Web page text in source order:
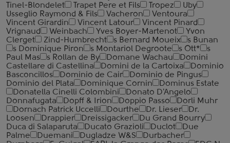
Tinel-Blondelet
Trapet Pere et Fils Tropez
Uby
Usseglio Raymond & Fils
Vacheron
Ventoura
Vincent Girardin
Vincent Latour
Vincent Pinard
Vrignaud
Weinbach Yves Boyer-Martenot
Yvon
Clerget
Zind-Humbrecht s Bernard Moueix
s Bunan
s Dominique Piron
s Montariol Degroote s Ott*
s
Paul Mas
s Rollan de By Domane Wachau
Domini
Castellare di Castellina
Domini de la Cartoixa
Dominio
Basconcillos
Dominio de Cair
Dominio de Pingus
Dominio del Plata
Dominique Cornin
Dominus Estate
Donatella Cinelli Colombini
Donato D'Angelo
Donnafugata
Dopff & Irion Doppio Passo
Dorli Muhr
Dornach Patrick Uccelli
Dourthe Dr. Lieser
Dr.
Loosen
Drappier Dreissigacker
Du Grand Bourry
Duca di Salaparuta
Ducato Grazioli Duclot
Due
Palme
Duemani Dugladze W&S
Durbacher